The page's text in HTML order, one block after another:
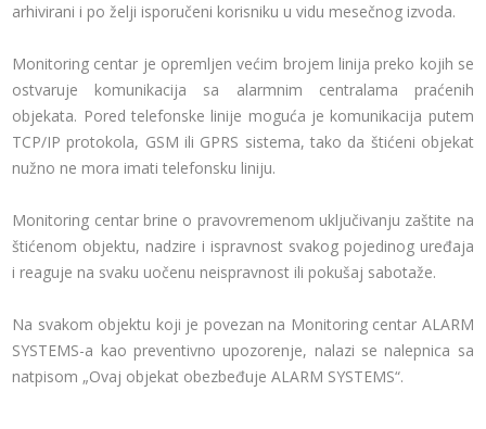
arhivirani i po želji isporučeni korisniku u vidu mesečnog izvoda.
Monitoring centar je opremljen većim brojem linija preko kojih se
ostvaruje komunikacija sa alarmnim centralama praćenih
objekata. Pored telefonske linije moguća je komunikacija putem
TCP/IP protokola, GSM ili GPRS sistema, tako da štićeni objekat
nužno ne mora imati telefonsku liniju.
Monitoring centar brine o pravovremenom uključivanju zaštite na
štićenom objektu, nadzire i ispravnost svakog pojedinog uređaja
i reaguje na svaku uočenu neispravnost ili pokušaj sabotaže.
Na svakom objektu koji je povezan na Monitoring centar ALARM
SYSTEMS-a kao preventivno upozorenje, nalazi se nalepnica sa
natpisom „Ovaj objekat obezbeđuje ALARM SYSTEMS“.